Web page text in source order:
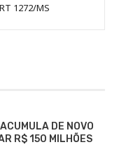
1272/MS
DE NOVO
R$ 150 MILHÕES